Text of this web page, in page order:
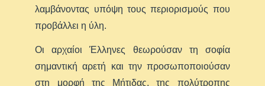
λαμβάνοντας υπόψη τους περιορισμούς που
προβάλλει η ύλη.
Οι αρχαίοι Έλληνες θεωρούσαν τη σοφία
σημαντική αρετή και την προσωποποιούσαν
στη μορφή της Μήτιδας, της πολύτροπης